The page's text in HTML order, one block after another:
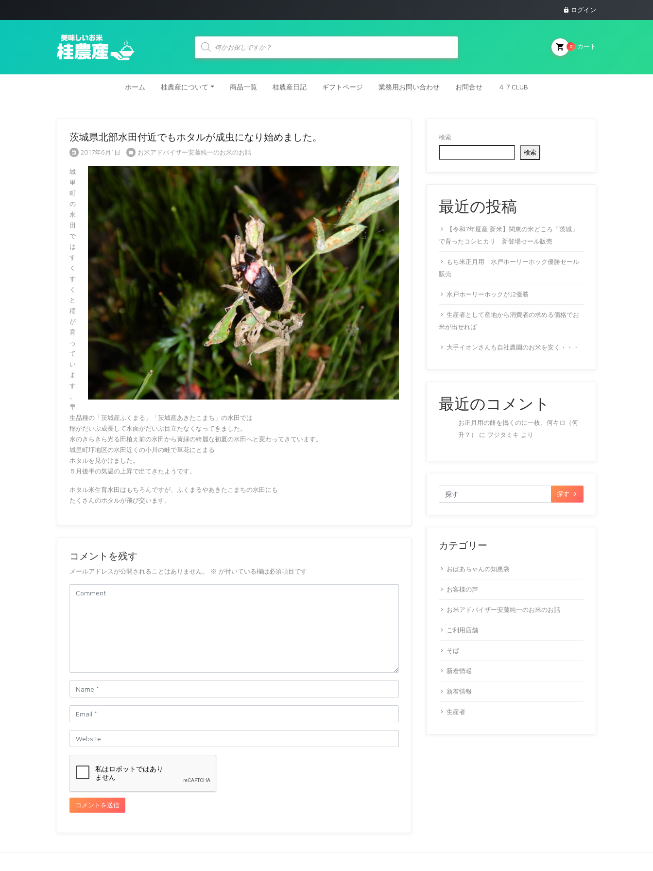
ログイン
商
索
カート
0
ホーム 桂農産について 商品一覧 桂農産日記 ギフトページ 業務用お問い合わせ お問合せ ４７CLUB
茨城県北部水田付近でもホタルが成虫になり始めました。
2017年6月1日 お米アドバイザー安藤純一のお米のお話
城
里
町
の
水
田
で
は
す
く
す
く
と
稲
が
育
っ
て
い
ま
す
。
早
生品種の「茨城産ふくまる」「茨城産あきたこまち」の水田では
稲がだいぶ成長して水面がだいぶ目立たなくなってきました。
水のきらきら光る田植え前の水田から黄緑の綺麗な初夏の水田へと変わってきています。
城里町圷地区の水田近くの小川の畦で草花にとまる
ホタルを見かけました。
５月後半の気温の上昇で出てきたようです。
ホタル米生育水田はもちろんですが、ふくまるやあきたこまちの水田にも
たくさんのホタルが飛び交います。
コメントを残す
メールアドレスが公開されることはありません。 ※ が付いている欄は必須項目です
検索
検索
最近の投稿
【令和7年度産 新米】関東の米どころ「茨城」
で育ったコシヒカリ 新登場セール販売
もち米正月用 水戸ホーリーホック優勝セール
販売
水戸ホーリーホックがJ2優勝
生産者として産地から消費者の求める価格でお
米が出せれば
大手イオンさんも自社農園のお米を安く・・・
最近のコメント
お正月用の餅を搗くのに一枚、何キロ（何
升？）
に フジタミキ より
探す
カテゴリー
おばあちゃんの知恵袋
お客様の声
お米アドバイザー安藤純一のお米のお話
ご利用店舗
そば
新着情報
新着情報
生産者